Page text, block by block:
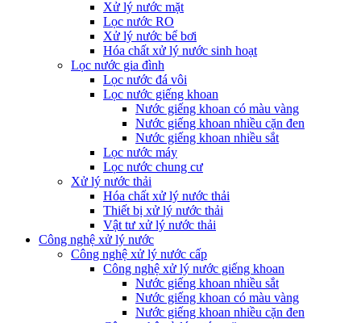
Xử lý nước mặt
Lọc nước RO
Xử lý nước bể bơi
Hóa chất xử lý nước sinh hoạt
Lọc nước gia đình
Lọc nước đá vôi
Lọc nước giếng khoan
Nước giếng khoan có màu vàng
Nước giếng khoan nhiều cặn đen
Nước giếng khoan nhiều sắt
Lọc nước máy
Lọc nước chung cư
Xử lý nước thải
Hóa chất xử lý nước thải
Thiết bị xử lý nước thải
Vật tư xử lý nước thải
Công nghệ xử lý nước
Công nghệ xử lý nước cấp
Công nghệ xử lý nước giếng khoan
Nước giếng khoan nhiều sắt
Nước giếng khoan có màu vàng
Nước giếng khoan nhiều cặn đen